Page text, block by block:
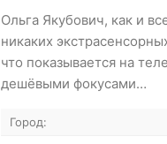
Ольга Якубович, как и
никаких
что показывается на
дешёвыми фокусами…
Город: